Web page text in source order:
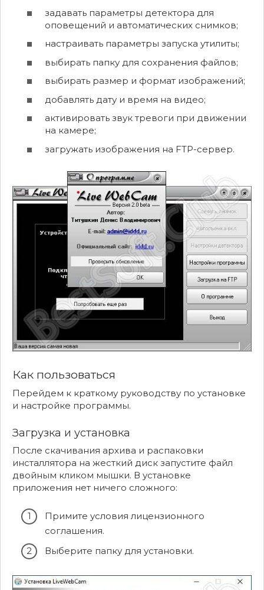
задавать параметры детектора для
оповещений и автоматических снимков;
настраивать параметры запуска утилиты;
выбирать папку для сохранения файлов;
выбирать размер и формат изображений;
добавлять дату и время на видео;
активировать звук тревоги при движении
на камере;
загружать изображения на FTP-сервер.
Как пользоваться
Перейдем к краткому руководству по установке
и настройке программы.
Загрузка и установка
После скачивания архива и распаковки
инсталлятора на жесткий диск запустите файл
двойным кликом мышки. В установке
приложения нет ничего сложного:
Примите условия лицензионного
соглашения.
Выберите папку для установки.